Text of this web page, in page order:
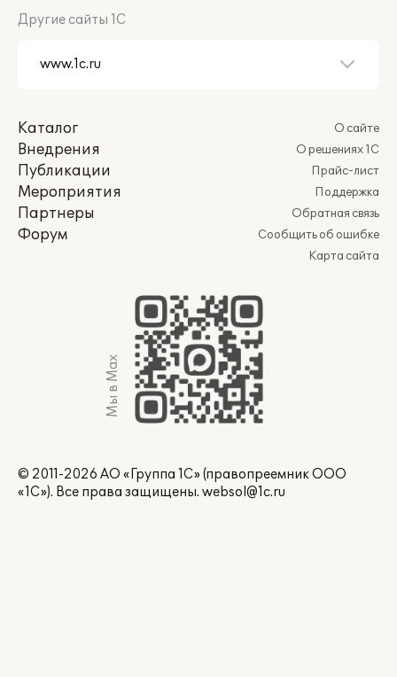
Другие сайты 1С
Каталог
Внедрения
Публикации
Мероприятия
Партнеры
Форум
О сайте
О решениях 1С
Прайс-лист
Поддержка
Обратная связь
Сообщить об ошибке
Карта сайта
Мы в Max
© 2011-2026 АО «Группа 1С» (правопреемник ООО
«1С»). Все права защищены. websol@1c.ru